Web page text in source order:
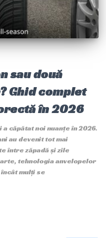
sau două
Ghid complet
în 2026
căpătat noi nuanțe în 2026.
au devenit tot mai
între zăpadă și zile
tehnologia anvelopelor
încât mulți se